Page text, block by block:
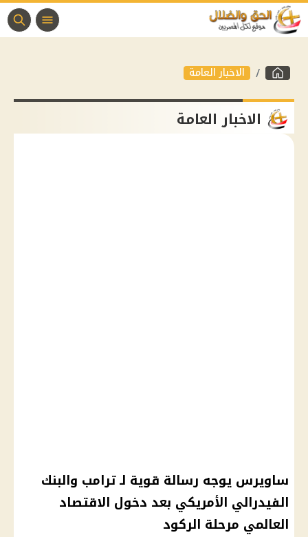
الاخبار العامة
الاخبار العامة
ساويرس يوجه رسالة قوية لـ ترامب والبنك
الفيدرالي الأمريكي بعد دخول الاقتصاد
العالمي مرحلة الركود